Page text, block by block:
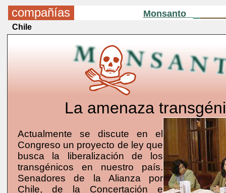
compañías Monsanto
Chile
La amenaza
Actualmente se discute en el
Congreso un proyecto de ley que
busca la liberalización de los
transgénicos en nuestro país.
Senadores de la Alianza por
Chile, de la Concertación e